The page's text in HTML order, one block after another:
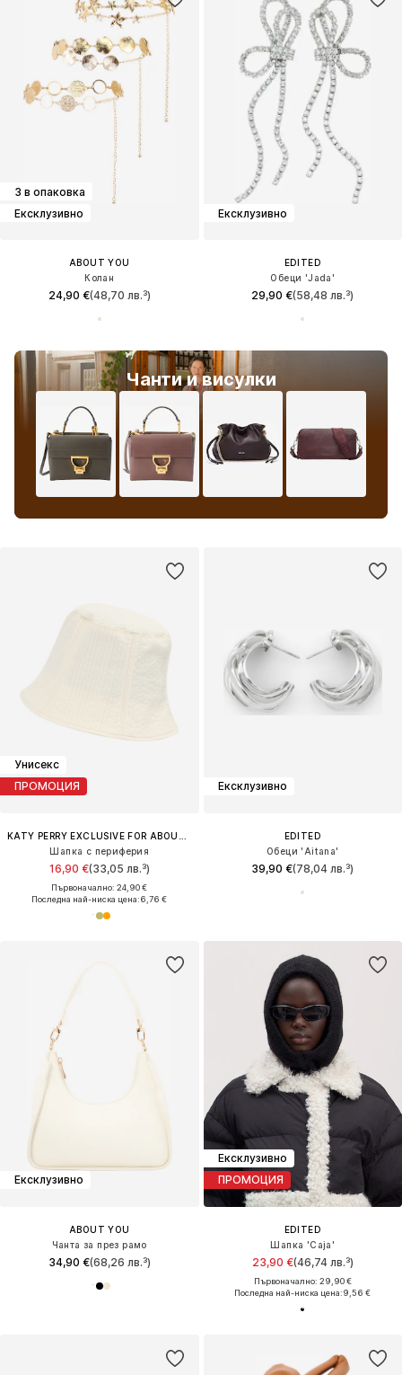
3 в опаковка
Ексклузивно
ABOUT YOU
Колан
24,90 €(48,70 лв.³)
Чанти и висулки
Ексклузивно
EDITED
Обеци 'Jada'
29,90 €(58,48 лв.³)
Унисекс
ПРОМОЦИЯ
Шапка с периферия
16,90 €(33,05 лв.³)
Първоначално: 24,90 €
Последна най-ниска цена:6,76 €
Ексклузивно
EDITED
Обеци 'Aitana'
39,90 €(78,04 лв.³)
Ексклузивно
ABOUT YOU
Чанта за през рамо
34,90 €(68,26 лв.³)
Ексклузивно
ПРОМОЦИЯ
EDITED
Шапка 'Caja'
23,90 €(46,74 лв.³)
Първоначално: 29,90 €
Последна най-ниска цена:9,56 €